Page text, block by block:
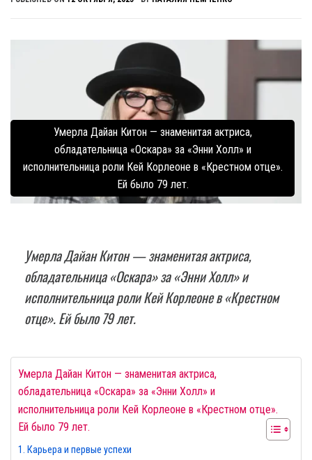
Умерла Дайан Китон — знаменитая актриса,
обладательница «Оскара» за «Энни Холл» и
исполнительница роли Кей Корлеоне в «Крестном отце».
Ей было 79 лет.
Умерла Дайан Китон — знаменитая актриса,
обладательница «Оскара» за «Энни Холл» и
исполнительница роли Кей Корлеоне в «Крестном
отце». Ей было 79 лет.
Умерла Дайан Китон — знаменитая актриса,
обладательница «Оскара» за «Энни Холл» и
исполнительница роли Кей Корлеоне в «Крестном отце».
Ей было 79 лет.
Карьера и первые успехи